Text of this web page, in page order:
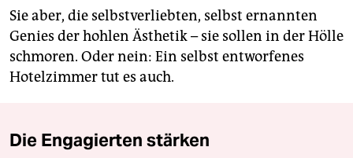
Sie aber, die selbstverliebten, selbst ernannten
Genies der hohlen Ästhetik – sie sollen in der Hölle
schmoren. Oder nein: Ein selbst entworfenes
Hotelzimmer tut es auch.
Die Engagierten stärken